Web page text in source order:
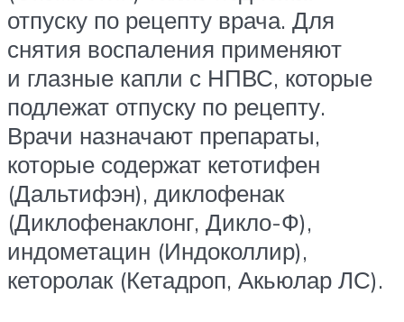
отпуску по рецепту врача. Для
снятия воспаления применяют
и глазные капли с НПВС, которые
подлежат отпуску по рецепту.
Врачи назначают препараты,
которые содержат кетотифен
(Дальтифэн), диклофенак
(Диклофенаклонг, Дикло-Ф),
индометацин (Индоколлир),
кеторолак (Кетадроп, Акьюлар ЛС).